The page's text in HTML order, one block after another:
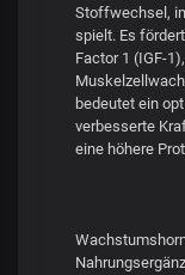
Stoffwechsel,
spielt. Es
Factor 1 (IGF-
bedeutet ein
verbesserte
eine höhere